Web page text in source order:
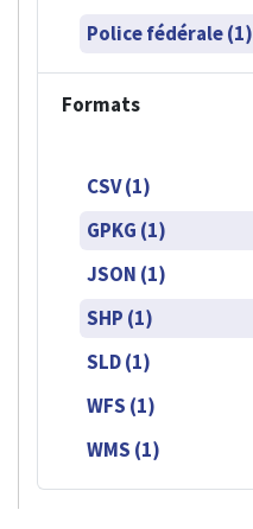
Police fédérale (1)
Formats
CSV (1)
GPKG (1)
JSON (1)
SHP (1)
SLD (1)
WFS (1)
WMS (1)